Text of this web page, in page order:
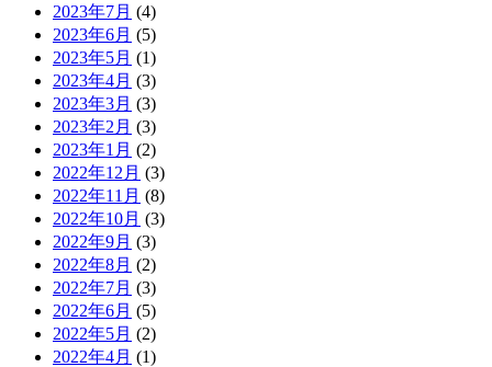
2023年7月 (4)
2023年6月 (5)
2023年5月 (1)
2023年4月 (3)
2023年3月 (3)
2023年2月 (3)
2023年1月 (2)
2022年12月 (3)
2022年11月 (8)
2022年10月 (3)
2022年9月 (3)
2022年8月 (2)
2022年7月 (3)
2022年6月 (5)
2022年5月 (2)
2022年4月 (1)